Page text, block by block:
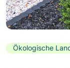
Ökologische